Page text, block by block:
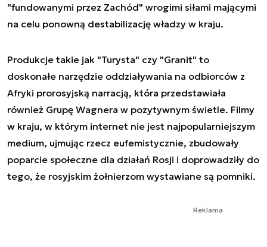
"fundowanymi przez Zachód" wrogimi siłami mającymi
na celu ponowną destabilizację władzy w kraju.
Produkcje takie jak "Turysta" czy "Granit" to
doskonałe narzędzie oddziaływania na odbiorców z
Afryki prorosyjską narracją, która przedstawiała
również Grupę Wagnera w pozytywnym świetle. Filmy
w kraju, w którym internet nie jest najpopularniejszym
medium, ujmując rzecz eufemistycznie, zbudowały
poparcie społeczne dla działań Rosji i doprowadziły do
tego, że rosyjskim żołnierzom wystawiane są pomniki.
Reklama